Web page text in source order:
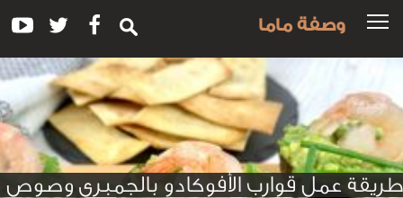
وصفة ماما
طريقة عمل قوارب الأفوكادو بالجمبري وصوص